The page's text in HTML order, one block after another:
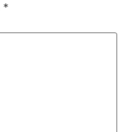
*